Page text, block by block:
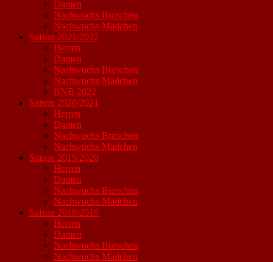
Damen
Nachwuchs Burschen
Nachwuchs Mädchen
Saison 2021/2022
Herren
Damen
Nachwuchs Burschen
Nachwuchs Mädchen
BNB 2022
Saison 2020/2021
Herren
Damen
Nachwuchs Burschen
Nachwuchs Mädchen
Saison 2019/2020
Herren
Damen
Nachwuchs Burschen
Nachwuchs Mädchen
Saison 2018/2019
Herren
Damen
Nachwuchs Burschen
Nachwuchs Mädchen